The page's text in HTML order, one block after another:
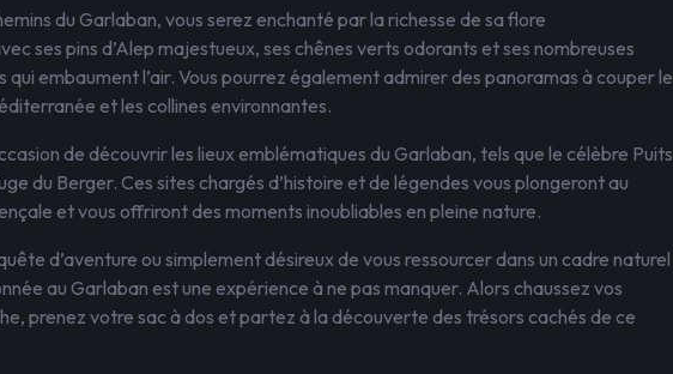
du Garlaban, vous serez enchanté par la richesse de sa flore
ses pins d’Alep majestueux, ses chênes verts odorants et ses nombreuses
embaument l’air. Vous pourrez également admirer des panoramas à couper le
et les collines environnantes.
de découvrir les lieux emblématiques du Garlaban, tels que le célèbre Puits
du Berger. Ces sites chargés d’histoire et de légendes vous plongeront au
et vous offriront des moments inoubliables en pleine nature.
d’aventure ou simplement désireux de vous ressourcer dans un cadre naturel
au Garlaban est une expérience à ne pas manquer. Alors chaussez vos
prenez votre sac à dos et partez à la découverte des trésors cachés de ce